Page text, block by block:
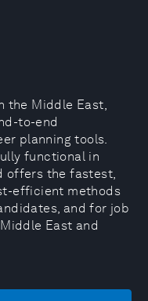
the Middle East,
to-end
planning tools.
functional in
offers the fastest,
efficient methods
and for job
East and